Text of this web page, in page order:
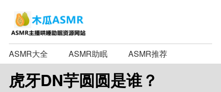
ASMR大全 ASMR助眠 ASMR推荐
虎牙DN芋圆圆是谁？